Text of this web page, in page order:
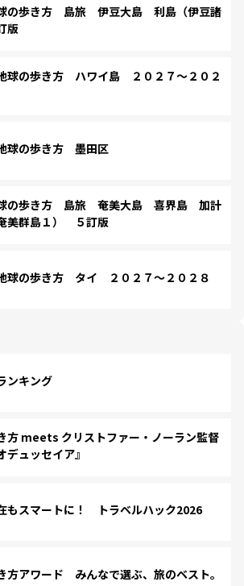
の歩き方 島旅 伊豆大島 利島（伊豆諸
版
球の歩き方 ハワイ島 ２０２７～２０２
球の歩き方 墨田区
の歩き方 島旅 奄美大島 喜界島 加計
美群島１） ５訂版
球の歩き方 タイ ２０２７～２０２８
ンキング
方 meets クリストファー・ノーラン監督
デュッセイア』
もスマートに！ トラベルハック2026
方アワード みんなで選ぶ、旅のベスト。